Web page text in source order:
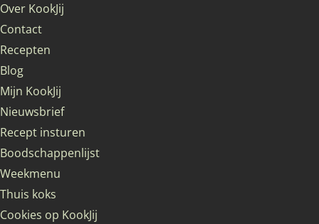
Over KookJij
Contact
Recepten
Blog
Mijn KookJij
Nieuwsbrief
Recept insturen
Boodschappenlijst
Weekmenu
Thuis koks
Cookies op KookJij